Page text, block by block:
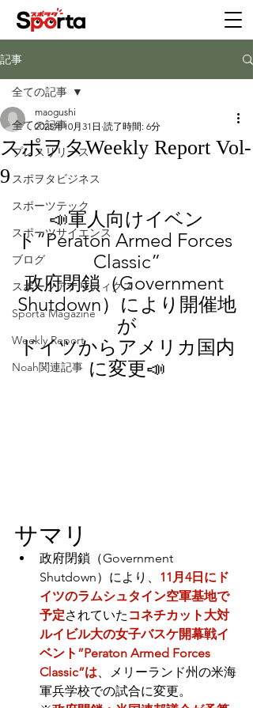
記事
全ての記事
プレスリリース
スポヲタビジネス
スポーツテック
スポーツサイエンス
ブログ
スポーツアナリティクス
Sporta Magazine
Weekly Report
Noah関連記事
全ての記事
スポヲタWeekly Report Vol-
9
maogushi
2025年10月31日 読了時間: 6分
📣軍人向けイベン
ト”Peraton Armed Forces
Classic”
政府閉鎖（Government
Shutdown）により開催地
が
ドイツからアメリカ国内
に変更📣
サマリ
政府閉鎖（Government
Shutdown）により、 11月4日にド
イツのラムシュタイン空軍基地で
予定されていた コネチカット大対
ルイビル大の女子バスケ開幕戦イ
ベント”Peraton Armed Forces
Classic”は、メリーランド州の米海
軍兵学校での試合に変更。